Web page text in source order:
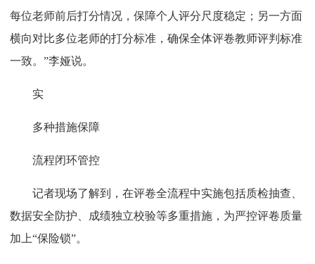
每位老师前后打分情况，保障个人评分尺度稳定；另一方面
横向对比多位老师的打分标准，确保全体评卷教师评判标准
一致。”李娅说。
实
多种措施保障
流程闭环管控
记者现场了解到，在评卷全流程中实施包括质检抽查、
数据安全防护、成绩独立校验等多重措施，为严控评卷质量
加上“保险锁”。